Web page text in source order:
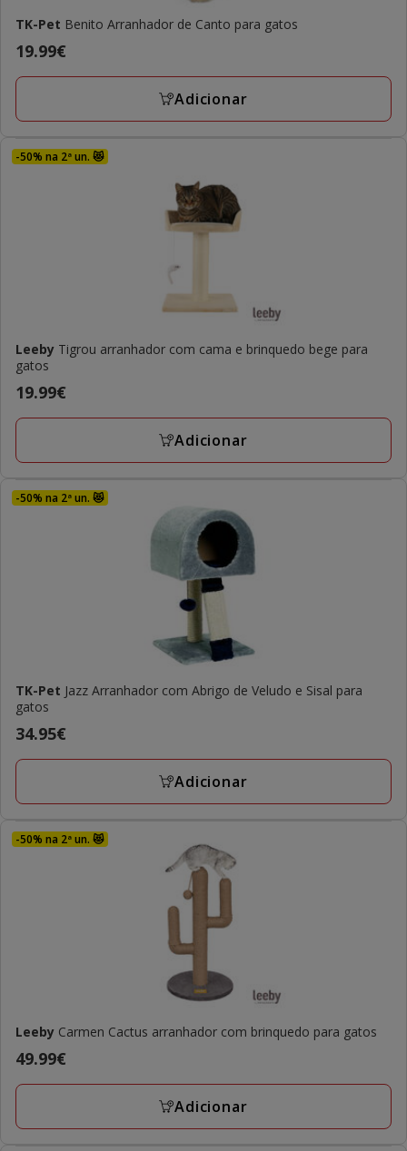
TK-Pet Benito Arranhador de Canto para gatos
Preço
19.99€
19.99€
Adicionar
-50% na 2ª un. 😻
Leeby Tigrou arranhador com cama e brinquedo bege para
gatos
Preço
19.99€
19.99€
Adicionar
-50% na 2ª un. 😻
TK-Pet Jazz Arranhador com Abrigo de Veludo e Sisal para
gatos
Preço
34.95€
34.95€
Adicionar
-50% na 2ª un. 😻
Leeby Carmen Cactus arranhador com brinquedo para gatos
Preço
49.99€
49.99€
Adicionar